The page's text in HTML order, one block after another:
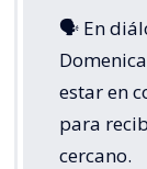
🗣️ En
estar en
para
cercano.